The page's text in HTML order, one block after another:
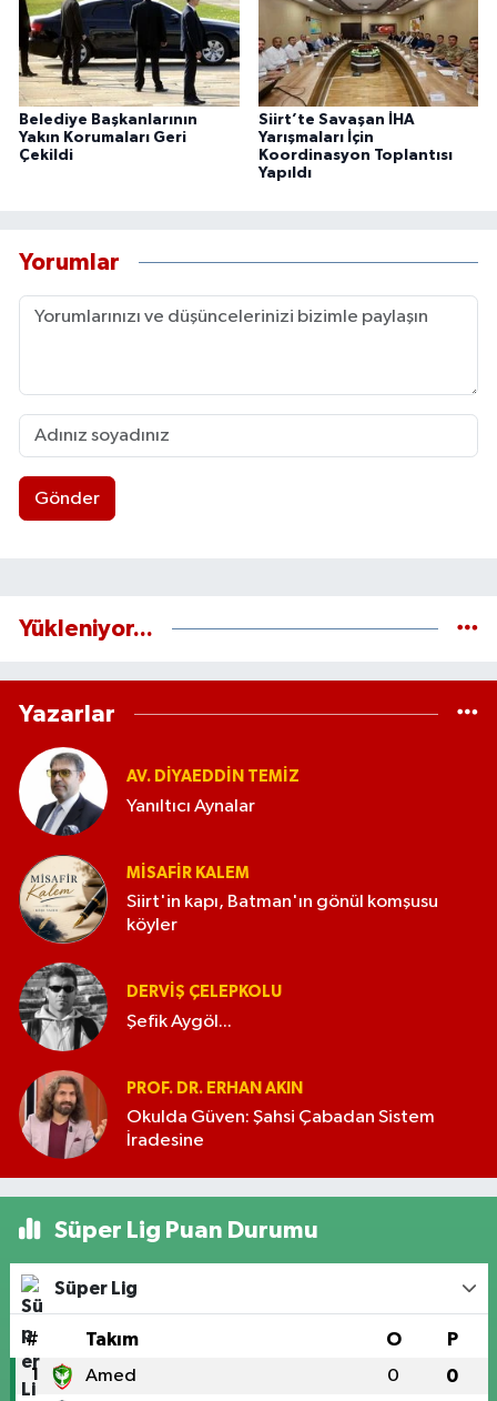
Belediye Başkanlarının
Yakın Korumaları Geri
Çekildi
Siirt’te Savaşan İHA
Yarışmaları İçin
Koordinasyon Toplantısı
Yapıldı
Yorumlar
Gönder
Yükleniyor...
Yazarlar
AV. DIYAEDDIN TEMIZ
Yanıltıcı Aynalar
MISAFIR KALEM
Siirt'in kapı, Batman'ın gönül komşusu
köyler
DERVIŞ ÇELEPKOLU
Şefik Aygöl...
PROF. DR. ERHAN AKIN
Okulda Güven: Şahsi Çabadan Sistem
İradesine
Süper Lig Puan Durumu
Süper Lig
# Takım O P
1 Amed 0 0